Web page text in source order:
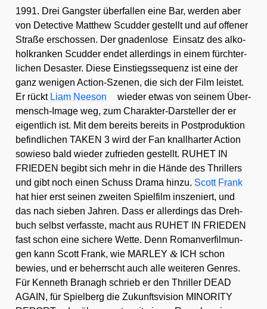
1991. Drei Gangs­ter über­fal­len eine Bar, wer­den aber
von Detec­ti­ve Matthew Scud­der gestellt und auf offe­ner
Stra­ße erschos­sen. Der gna­den­lo­se Ein­satz des alko­
hol­kran­ken Scud­der endet aller­dings in einem fürch­ter­
li­chen Desas­ter. Die­se Ein­stiegs­se­quenz ist eine der
ganz weni­gen Action-Sze­nen, die sich der Film leis­tet.
Er rückt Liam Nee­son
wie­der etwas von sei­nem Über­
mensch-Image weg, zum Cha­rak­ter-Dar­stel­ler der er
eigent­lich ist. Mit dem bereits bereits in Post­pro­duk­ti­on
befind­li­chen TAKEN 3 wird der Fan knall­har­ter Action
sowie­so bald wie­der zufrie­den gestellt. RUHET IN
FRIEDEN begibt sich mehr in die Hän­de des Thril­lers
und gibt noch einen Schuss Dra­ma hin­zu. Scott Frank
hat hier erst sei­nen zwei­ten Spiel­film insze­niert, und
das nach sie­ben Jah­ren. Dass er aller­dings das Dreh­
buch selbst ver­fass­te, macht aus RUHET IN FRIEDEN
fast schon eine siche­re Wet­te. Denn Roman­ver­fil­mun­
gen kann Scott Frank, wie MARLEY& ICH schon
bewies, und er beherrscht auch alle wei­te­ren Gen­res.
Für Ken­neth Bra­nagh schrieb er den Thril­ler DEAD
AGAIN, für Spiel­berg die Zukunfts­vi­si­on MINORITY